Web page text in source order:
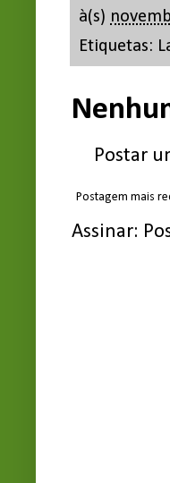
à(s)
Etiquetas:
Postar
Postagem mais
Assinar: